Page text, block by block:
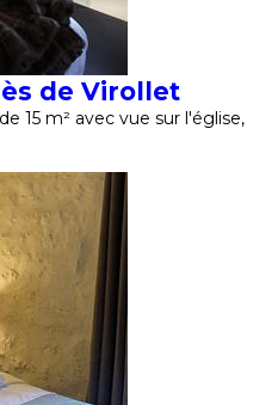
de Virollet
15 m² avec vue sur l'église,